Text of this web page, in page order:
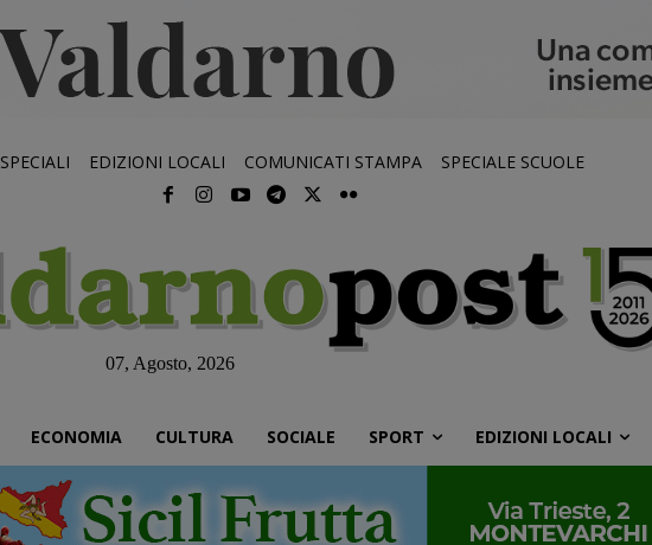
SPECIALI EDIZIONI LOCALI COMUNICATI STAMPA SPECIALE SCUOLE
07, Agosto, 2026
ECONOMIA CULTURA SOCIALE SPORT EDIZIONI LOCALI